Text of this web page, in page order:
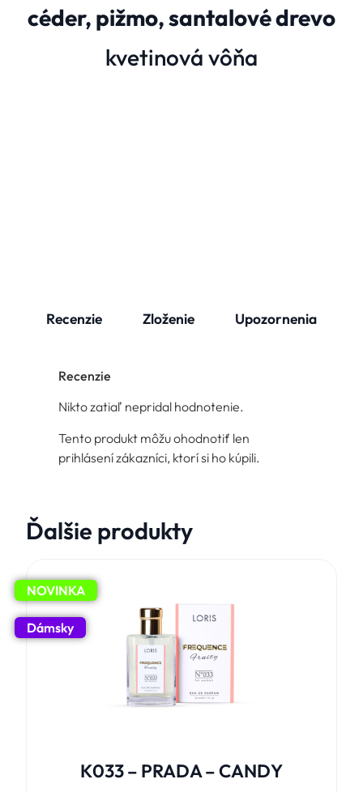
céder, pižmo, santalové drevo
kvetinová vôňa
Recenzie Zloženie Upozornenia
Recenzie
Nikto zatiaľ nepridal hodnotenie.
Tento produkt môžu ohodnotiť len
prihlásení zákazníci, ktorí si ho kúpili.
Ďalšie produkty
NOVINKA
Dámsky
K033 – PRADA – CANDY